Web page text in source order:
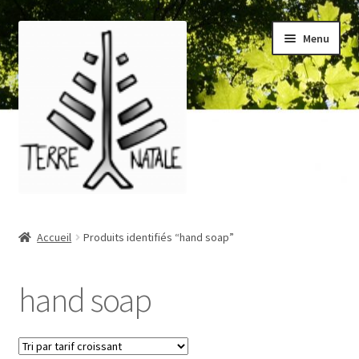
Aller
à
la
navigation
Aller
au
contenu
Menu
Blog
Boutique/Shop
Accueil Produits identifiés “hand soap”
hand soap